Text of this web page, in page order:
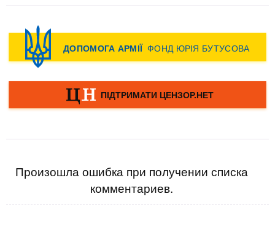
Произошла ошибка при получении списка
комментариев.